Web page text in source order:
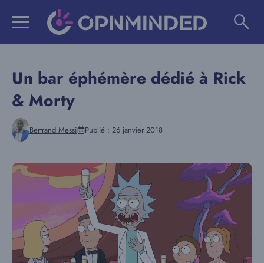
Un bar éphémère dédié à Rick
& Morty
Bertrand Messi Publié : 26 janvier 2018